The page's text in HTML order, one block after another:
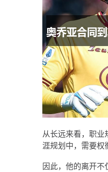
从长远来看，职
涯规划中，需要权
因此，他的离开不